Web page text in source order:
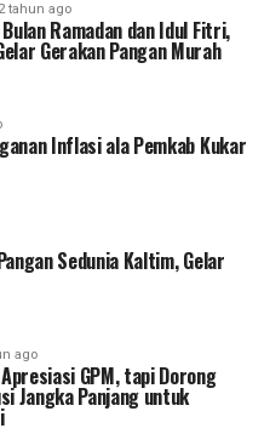
2 tahun ago
Ramadan dan Idul Fitri,
Gerakan Pangan Murah
Inflasi ala Pemkab Kukar
Sedunia Kaltim, Gelar
ago
GPM, tapi Dorong
Jangka Panjang untuk